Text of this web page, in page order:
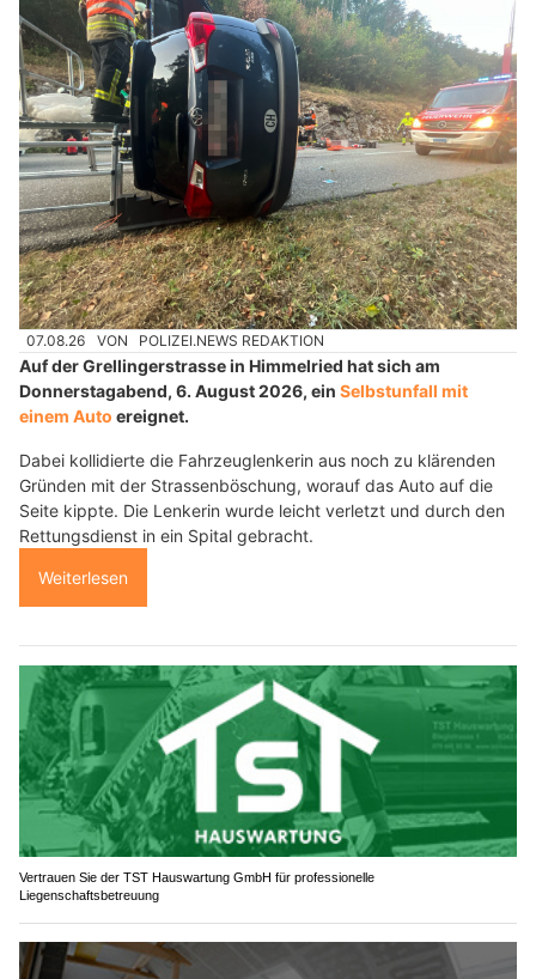
07.08.26 VON POLIZEI.NEWS REDAKTION
Auf der Grellingerstrasse in Himmelried hat sich am
Donnerstagabend, 6. August 2026, ein Selbstunfall mit
einem Auto ereignet.
Dabei kollidierte die Fahrzeuglenkerin aus noch zu klärenden
Gründen mit der Strassenböschung, worauf das Auto auf die
Seite kippte. Die Lenkerin wurde leicht verletzt und durch den
Rettungsdienst in ein Spital gebracht.
Weiterlesen
Vertrauen Sie der TST Hauswartung GmbH für professionelle
Liegenschaftsbetreuung